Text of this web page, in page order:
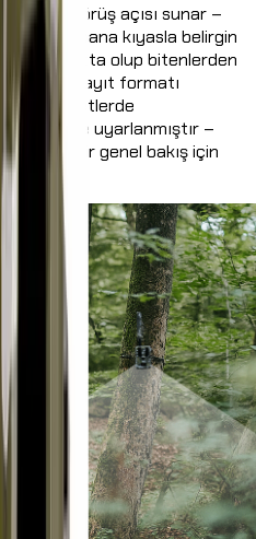
bir görüş açısı sunar –
fotokapana kıyasla belirgin
bir kayıtta olup bitenlerden
16:9 kayıt formatı
ve tabletlerde
şekilde uyarlanmıştır –
hızlı bir genel bakış için